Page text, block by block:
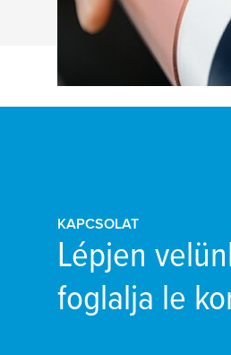
KAPCSOLAT
Lépjen
foglalja le